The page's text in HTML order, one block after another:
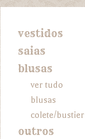
vestidos
saias
blusas
ver tudo
blusas
colete/bustier
outros